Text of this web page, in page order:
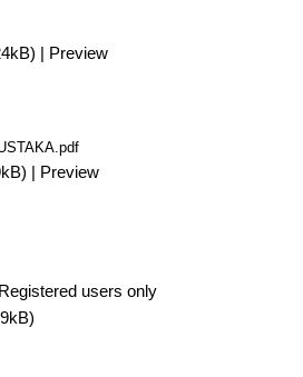
Preview
Preview
users only